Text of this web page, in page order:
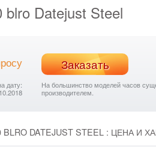
blro Datejust Steel
Заказать
дату:
На большинство моделей часов
производителем.
BLRO DATEJUST STEEL : ЦЕНА И